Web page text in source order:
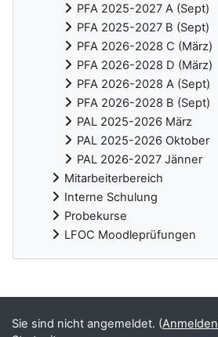
PFA 2025-2027 A (Sept)
PFA 2025-2027 B (Sept)
PFA 2026-2028 C (März)
PFA 2026-2028 D (März)
PFA 2026-2028 A (Sept)
PFA 2026-2028 B (Sept)
PAL 2025-2026 März
PAL 2025-2026 Oktober
PAL 2026-2027 Jänner
Mitarbeiterbereich
Interne Schulung
Probekurse
LFOC Moodleprüfungen
Ergänzungsblöcke
Sie sind nicht angemeldet. (Anmelden